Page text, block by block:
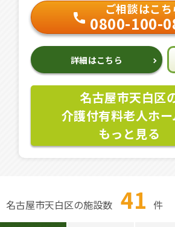
ご相談はこち
0800-100-
詳細はこちら
名古屋市天白区
介護付有料老人ホー
もっと見る
名古屋市天白区の施設数 41 件